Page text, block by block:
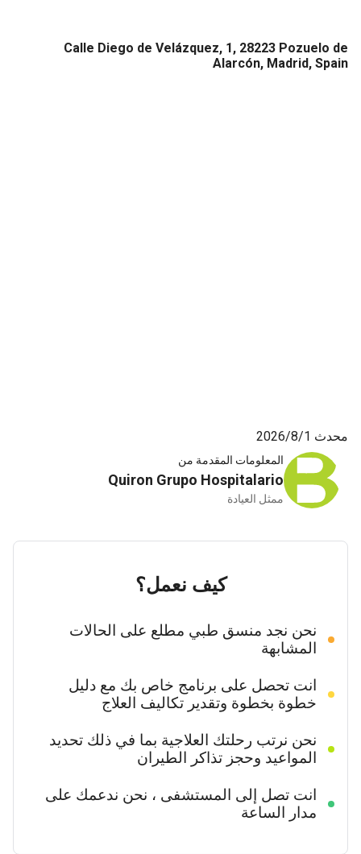
Calle Diego de Velázquez, 1, 28223 Pozuelo de
Alarcón, Madrid, Spain
المعلومات المقدمة من
Quiron Grupo Hospitalario
ممثل العيادة
محدث 1‏/8‏/2026
كيف نعمل؟
نحن نجد منسق طبي مطلع على الحالات
المشابهة
انت تحصل على برنامج خاص بك مع دليل
خطوة بخطوة وتقدير تكاليف العلاج
نحن نرتب رحلتك العلاجية بما في ذلك تحديد
المواعيد وحجز تذاكر الطيران
انت تصل إلى المستشفى ، نحن ندعمك على
مدار الساعة